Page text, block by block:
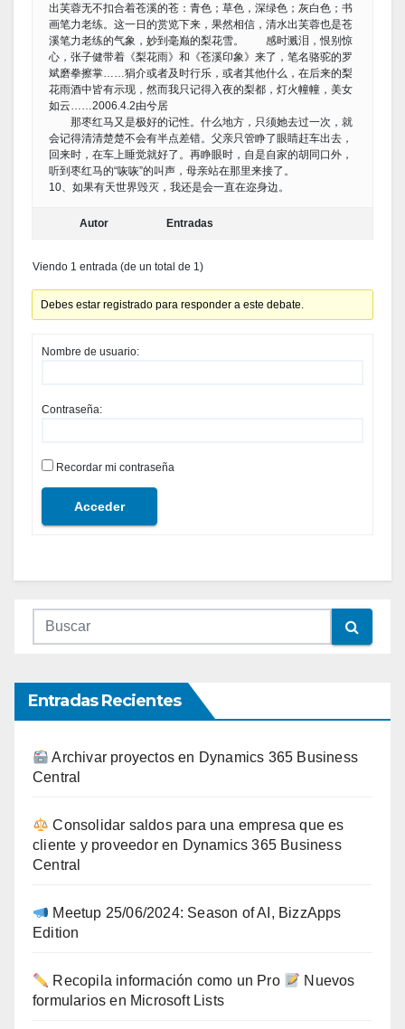
出芙蓉无不扣合着苍溪的苍：青色；草色，深绿色；灰白色；书
画笔力老练。这一日的赏览下来，果然相信，清水出芙蓉也是苍
溪笔力老练的气象，妙到毫巅的梨花雪。 感时溅泪，恨别惊
心，张子健带着《梨花雨》和《苍溪印象》来了，笔名骆驼的罗
斌磨拳擦掌……狷介或者及时行乐，或者其他什么，在后来的梨
花雨酒中皆有示现，然而我只记得入夜的梨都，灯火幢幢，美女
如云……2006.4.2由兮居
那枣红马又是极好的记性。什么地方，只须她去过一次，就
会记得清清楚楚不会有半点差错。父亲只管睁了眼睛赶车出去，
回来时，在车上睡觉就好了。再睁眼时，自是自家的胡同口外，
听到枣红马的“咴咴”的叫声，母亲站在那里来接了。
10、如果有天世界毁灭，我还是会一直在迩身边。
Autor Entradas
Viendo 1 entrada (de un total de 1)
Debes estar registrado para responder a este debate.
Nombre de usuario:
Contraseña:
Recordar mi contraseña
Acceder
Entradas Recientes
Archivar proyectos en Dynamics 365 Business
Central
Consolidar saldos para una empresa que es
cliente y proveedor en Dynamics 365 Business
Central
Meetup 25/06/2024: Season of AI, BizzApps
Edition
Recopila información como un Pro
Nuevos
formularios en Microsoft Lists